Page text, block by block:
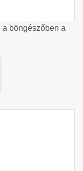
a böngészőben a